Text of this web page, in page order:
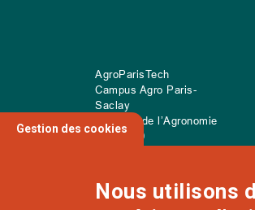
AgroParisTech
Campus Agro Paris-
Saclay
22 place de l’Agronomie
CS20040
Gestion des cookies
Nous utilisons